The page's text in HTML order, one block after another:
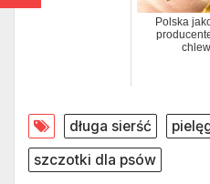
Polska
długa sierść
szczotki dla psów